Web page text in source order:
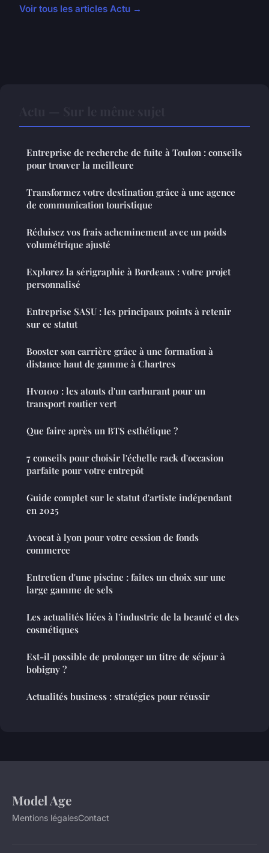
Voir tous les articles Actu →
Entreprise de recherche de fuite à Toulon : conseils
pour trouver la meilleure
Transformez votre destination grâce à une agence
de communication touristique
Réduisez vos frais acheminement avec un poids
volumétrique ajusté
Explorez la sérigraphie à Bordeaux : votre projet
personnalisé
Entreprise SASU : les principaux points à retenir
sur ce statut
Booster son carrière grâce à une formation à
distance haut de gamme à Chartres
Hvo100 : les atouts d'un carburant pour un
transport routier vert
Que faire après un BTS esthétique ?
7 conseils pour choisir l'échelle rack d'occasion
parfaite pour votre entrepôt
Guide complet sur le statut d'artiste indépendant
en 2025
Avocat à lyon pour votre cession de fonds
commerce
Entretien d'une piscine : faites un choix sur une
large gamme de sels
Les actualités liées à l'industrie de la beauté et des
cosmétiques
Est-il possible de prolonger un titre de séjour à
bobigny ?
Actualités business : stratégies pour réussir
Model Age
Mentions légalesContact